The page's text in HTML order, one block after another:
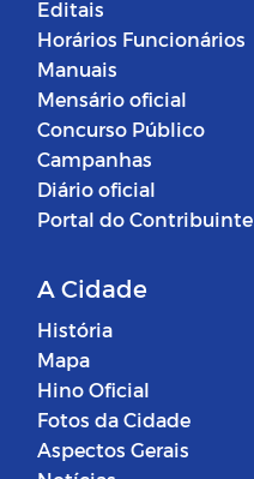
Editais
Horários Funcionários
Manuais
Mensário oficial
Concurso Público
Campanhas
Diário oficial
Portal do Contribuinte
A Cidade
História
Mapa
Hino Oficial
Fotos da Cidade
Aspectos Gerais